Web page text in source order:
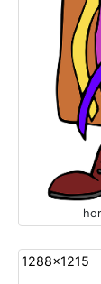
1288x1215